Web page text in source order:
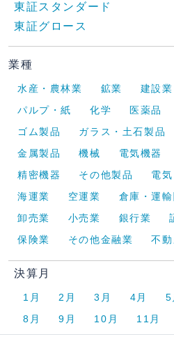
東証スタンダード
東証グロース
業種
水産・農林業 鉱業 建設業
パルプ・紙
化学 医薬品
ゴム製品
ガラス・土石製品
金属製品
機械 電気機器
精密機器
その他製品 電
海運業
空運業 倉庫・運
卸売業
小売業 銀行業
保険業
その他金融業 不
決算月
1月 2月 3月 4月 5
8月
9月 10月 11月